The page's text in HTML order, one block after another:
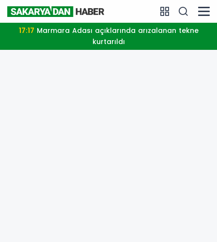
17:17
kurtarıldı